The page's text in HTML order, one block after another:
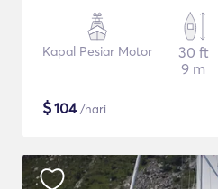
Kapal Pesiar Motor
30 ft
9 m
$104/hari